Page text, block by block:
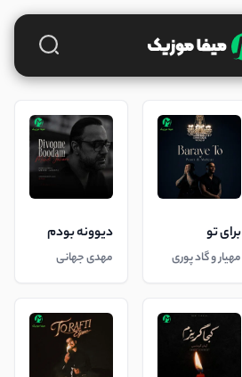
برای تو
مهیار و گاد پوری
دیوونه بودم
مهدی جهانی